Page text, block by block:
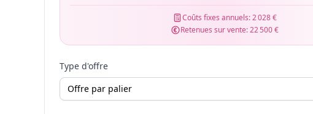
Coûts fixes annuels:2 028 €
Retenues sur vente:22 500 €
Type d'offre